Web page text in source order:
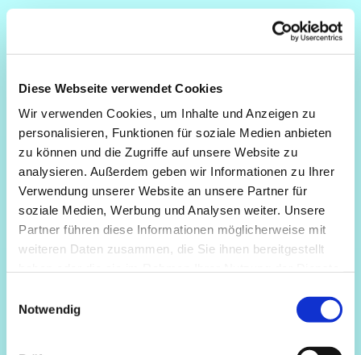
Diese Webseite verwendet Cookies
Wir verwenden Cookies, um Inhalte und Anzeigen zu
personalisieren, Funktionen für soziale Medien anbieten
zu können und die Zugriffe auf unsere Website zu
analysieren. Außerdem geben wir Informationen zu Ihrer
Verwendung unserer Website an unsere Partner für
soziale Medien, Werbung und Analysen weiter. Unsere
Partner führen diese Informationen möglicherweise mit
weiteren Daten zusammen, die Sie ihnen bereitgestellt
Notwendig